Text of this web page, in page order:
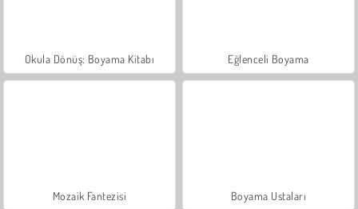
Okula Dönüş: Boyama Kitabı Eğlenceli Boyama
Mozaik Fantezisi Boyama Ustaları